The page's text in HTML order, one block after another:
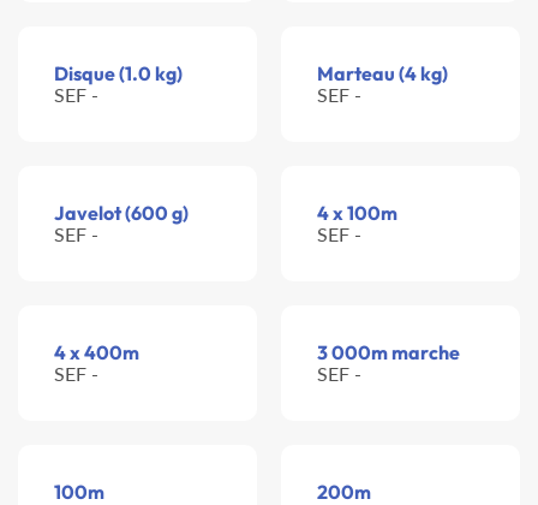
Disque (1.0 kg)
SEF -
Marteau (4 kg)
SEF -
Javelot (600 g)
SEF -
4 x 100m
SEF -
4 x 400m
SEF -
3 000m marche
SEF -
100m 200m